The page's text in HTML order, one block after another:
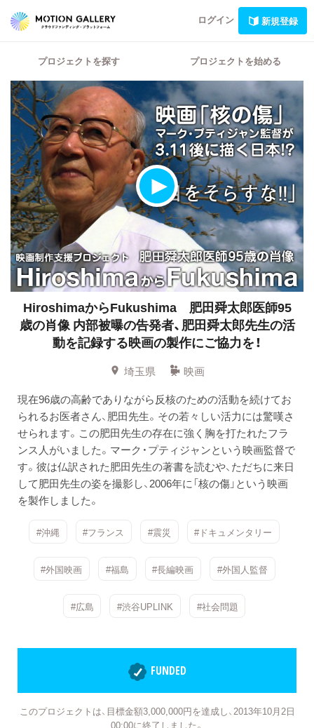
ログイン 新規登録
プロジェクトを探す プロジェクトを始める
HiroshimaからFukushima 肥田舜太郎医師95
歳の肖像内部被曝の告発者、肥田舜太郎先生の活
動を記録する映画の製作にご協力を！
埼玉県
映画
現在96歳の高齢でありながら反核のための活動を続けてお
られるお医者さん、肥田先生。その若々しい活力には驚嘆さ
せられます。この肥田先生の存在に強く胸を打たれたフラ
ンス人がいました。マーク・プティジャンという映画監督で
す。彼は仏訳された肥田先生の著書を読むや、ただちに来日
して肥田先生の姿を撮影し、2006年に「核の傷」という映画
を製作しました。
#沖縄 #フランス #震災 #ドキュメンタリー
#外国映画 #福島 #長編映画 #外国人監督
#広島 #渋谷UPLINK #社会問題
FUNDED
このプロジェクトは、目標金額3,000,000円を達成し、2013年10月2日
00:00に終了しました。